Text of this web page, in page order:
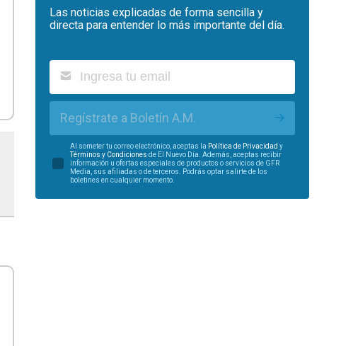
Las noticias explicadas de forma sencilla y
directa para entender lo más importante del día.
Regístrate a Boletín A.M.
Al someter tu correo electrónico, aceptas la Política de Privacidad y
Términos y Condiciones de El Nuevo Día. Además, aceptas recibir
información u ofertas especiales de productos o servicios de GFR
Media, sus afiliadas o de terceros. Podrás optar salirte de los
boletines en cualquier momento.